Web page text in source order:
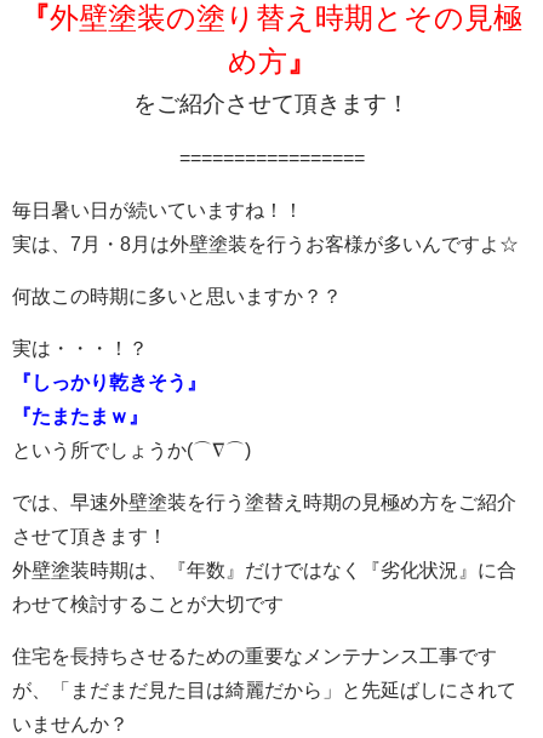
『外壁塗装の塗り替え時期とその見極
め方』
をご紹介させて頂きます！
=================
毎日暑い日が続いていますね！！
実は、7月・8月は外壁塗装を行うお客様が多いんですよ☆
何故この時期に多いと思いますか？？
実は・・・！？
『しっかり乾きそう』
『たまたまｗ』
という所でしょうか(⌒∇⌒)
では、早速外壁塗装を行う塗替え時期の見極め方をご紹介
させて頂きます！
外壁塗装時期は、『年数』だけではなく『劣化状況』に合
わせて検討することが大切です
住宅を長持ちさせるための重要なメンテナンス工事です
が、「まだまだ見た目は綺麗だから」と先延ばしにされて
いませんか？